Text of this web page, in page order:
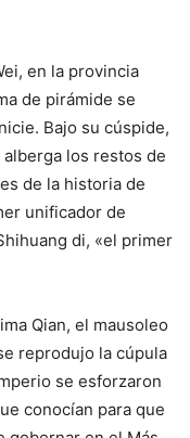
en la provincia
de pirámide se
Bajo su cúspide,
los restos de
de la historia de
unificador de
di, «el primer
Qian, el mausoleo
reprodujo la cúpula
se esforzaron
conocían para que